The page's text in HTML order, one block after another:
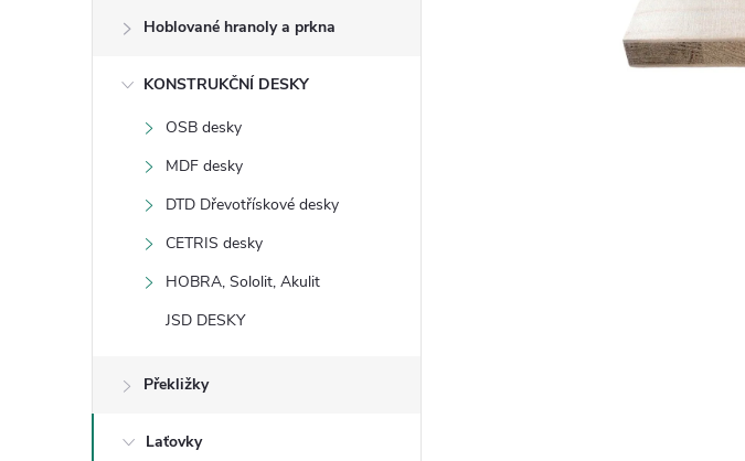
Hoblované hranoly a prkna
KONSTRUKČNÍ DESKY
OSB desky
MDF desky
DTD Dřevotřískové desky
CETRIS desky
HOBRA, Sololit, Akulit
JSD DESKY
Překližky
Laťovky